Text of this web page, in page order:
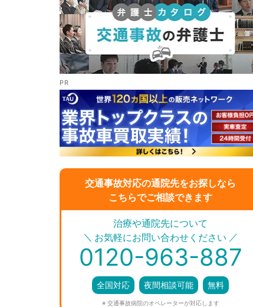
交通事故対応の通院先をお探しなら
こちらでご相談できます
＼ ／
治療や通院先について
お気軽にお問い合わせください
0120-963-887
全国対応 夜間相談可能 無料
※ 交通事故病院のオペレーターが対応します